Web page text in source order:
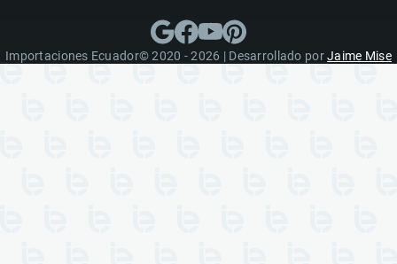
Importaciones Ecuador© 2020 - 2026 | Desarrollado porJaime Mise